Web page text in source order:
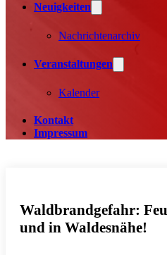
Neuigkeiten
Nachrichtenarchiv
Veranstaltungen
Kalender
Kontakt
Impressum
Waldbrandgefahr:
und in Waldesnähe!